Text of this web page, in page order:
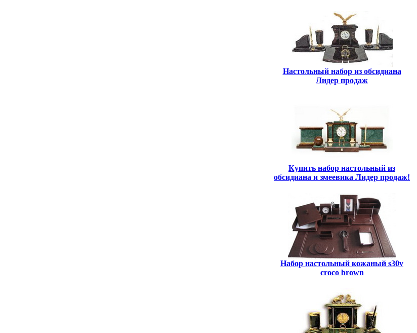
Настольный набор из обсидиана
Лидер продаж
Купить набор настольный из
обсидиана и змеевика Лидер продаж!
Набор настольный кожаный s30v
croco brown